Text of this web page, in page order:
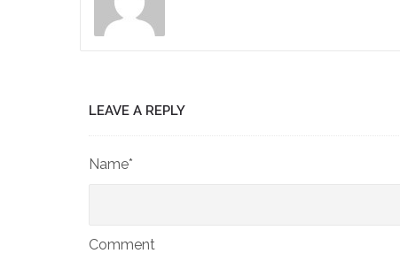
LEAVE A REPLY
Name*
Comment